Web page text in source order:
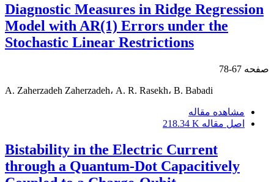
Diagnostic Measures in Ridge Regression
Model with AR(1) Errors under the
Stochastic Linear Restrictions
صفحه 67-78
A. Zaherzadeh Zaherzadeh، A. R. Rasekh، B. Babadi
مشاهده مقاله
اصل مقاله 218.34 K
Bistability in the Electric Current
through a Quantum-Dot Capacitively